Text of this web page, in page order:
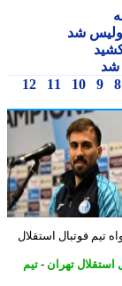
شد
9
10
11
12
فوتبال استقلال
تهران-
تیم